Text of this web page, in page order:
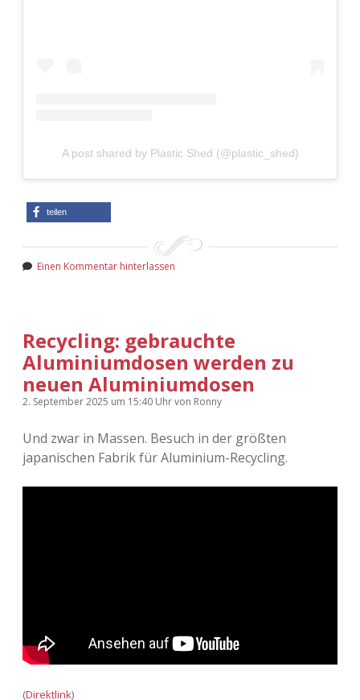
A post shared by Plastic Shed (@plastic_shed)
teilen
Einen Kommentar hinterlassen
Recycling: gebrauchte
Aluminiumdosen werden zu
neuen Aluminiumdosen
2. September 2025 um 15:40 Uhrvon Ronny
Und zwar in Massen. Besuch in der größten
japanischen Fabrik für Aluminium-Recycling.
(Direktlink)